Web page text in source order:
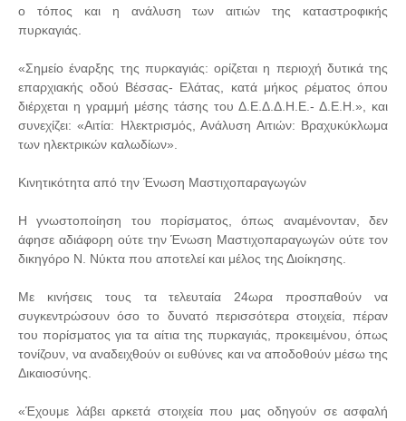
ο τόπος και η ανάλυση των αιτιών της καταστροφικής
πυρκαγιάς.
«Σημείο έναρξης της πυρκαγιάς: ορίζεται η περιοχή δυτικά της
επαρχιακής οδού Βέσσας- Ελάτας, κατά μήκος ρέματος όπου
διέρχεται η γραμμή μέσης τάσης του Δ.Ε.Δ.Δ.Η.Ε.- Δ.Ε.Η.», και
συνεχίζει: «Αιτία: Ηλεκτρισμός, Ανάλυση Αιτιών: Βραχυκύκλωμα
των ηλεκτρικών καλωδίων».
Κινητικότητα από την Ένωση Μαστιχοπαραγωγών
Η γνωστοποίηση του πορίσματος, όπως αναμένονταν, δεν
άφησε αδιάφορη ούτε την Ένωση Μαστιχοπαραγωγών ούτε τον
δικηγόρο Ν. Νύκτα που αποτελεί και μέλος της Διοίκησης.
Με κινήσεις τους τα τελευταία 24ωρα προσπαθούν να
συγκεντρώσουν όσο το δυνατό περισσότερα στοιχεία, πέραν
του πορίσματος για τα αίτια της πυρκαγιάς, προκειμένου, όπως
τονίζουν, να αναδειχθούν οι ευθύνες και να αποδοθούν μέσω της
Δικαιοσύνης.
«Έχουμε λάβει αρκετά στοιχεία που μας οδηγούν σε ασφαλή